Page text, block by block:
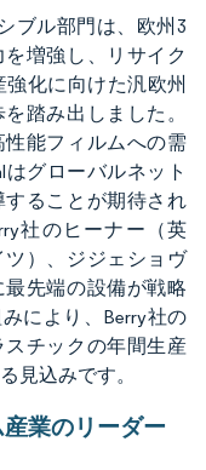
ブル部門は、欧州3
増強し、リサイク
強化に向けた汎欧州
踏み出しました。
能フィルムへの需
グローバルネット
ることが期待され
社のヒーナー（英
）、ジジェショヴ
先端の設備が戦略
により、Berry社の
チックの年間生産
見込みです。
業のリーダー